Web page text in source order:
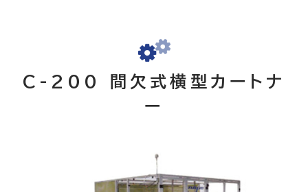
C-200 間欠式横型カートナ
ー